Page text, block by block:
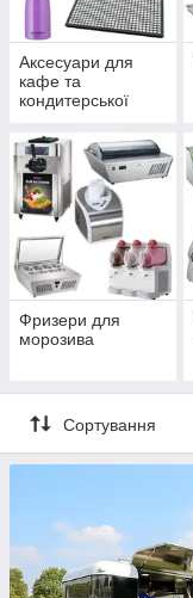
Аксесуари для
кафе та
кондитерської
Фризери для
морозива
Сортування